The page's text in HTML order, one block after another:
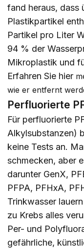
fand heraus, dass
Plastikpartikel
Partikel pro Liter
94 % der
Mikroplastik und
Erfahren Sie hier
wie er entfernt
Perfluorierte
Für perfluorierte
Alkylsubstanzen)
keine Tests an.
schmecken, aber
darunter GenX,
PFPA, PFHxA,
Trinkwasser
zu Krebs alles
Per- und
gefährliche,